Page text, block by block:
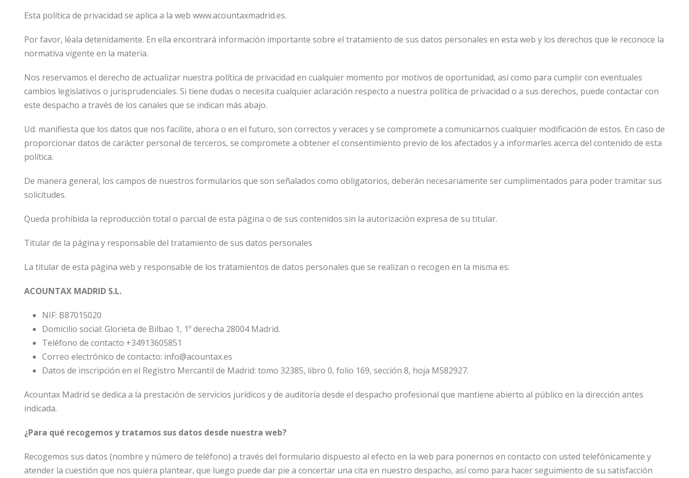
Esta política de privacidad se aplica a la web www.acountaxmadrid.es.
Por favor, léala detenidamente. En ella encontrará información importante sobre el tratamiento de sus datos personales en esta web y los derechos que le reconoce la
normativa vigente en la materia.
Nos reservamos el derecho de actualizar nuestra política de privacidad en cualquier momento por motivos de oportunidad, así como para cumplir con eventuales
cambios legislativos o jurisprudenciales. Si tiene dudas o necesita cualquier aclaración respecto a nuestra política de privacidad o a sus derechos, puede contactar con
este despacho a través de los canales que se indican más abajo.
Ud. manifiesta que los datos que nos facilite, ahora o en el futuro, son correctos y veraces y se compromete a comunicarnos cualquier modificación de estos. En caso de
proporcionar datos de carácter personal de terceros, se compromete a obtener el consentimiento previo de los afectados y a informarles acerca del contenido de esta
política.
De manera general, los campos de nuestros formularios que son señalados como obligatorios, deberán necesariamente ser cumplimentados para poder tramitar sus
solicitudes.
Queda prohibida la reproducción total o parcial de esta página o de sus contenidos sin la autorización expresa de su titular.
Titular de la página y responsable del tratamiento de sus datos personales
La titular de esta página web y responsable de los tratamientos de datos personales que se realizan o recogen en la misma es:
ACOUNTAX MADRID S.L.
NIF: B87015020
Domicilio social: Glorieta de Bilbao 1, 1º derecha 28004 Madrid.
Teléfono de contacto +34913605851
Correo electrónico de contacto: info@acountax.es
Datos de inscripción en el Registro Mercantil de Madrid: tomo 32385, libro 0, folio 169, sección 8, hoja M582927.
Acountax Madrid se dedica a la prestación de servicios jurídicos y de auditoría desde el despacho profesional que mantiene abierto al público en la dirección antes
indicada.
¿Para qué recogemos y tratamos sus datos desde nuestra web?
Recogemos sus datos (nombre y número de teléfono) a través del formulario dispuesto al efecto en la web para ponernos en contacto con usted telefónicamente y
atender la cuestión que nos quiera plantear, que luego puede dar pie a concertar una cita en nuestro despacho, así como para hacer seguimiento de su satisfacción